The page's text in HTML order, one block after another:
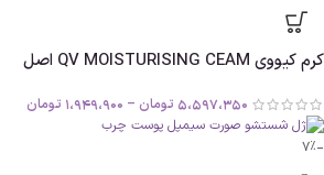
کرم کیووی QV MOISTURISING CEAM اصل
5،597،350 تومان – 1،949،900 تومان
-7%